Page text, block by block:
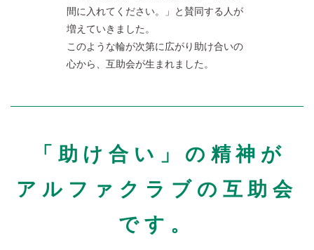
間に入れてください。」と賛同する人が
増えていきました。
このような輪が次第に広がり助け合いの
心から、互助会が生まれました。
「助け合い」の精神が
アルファクラブの互助会
です。